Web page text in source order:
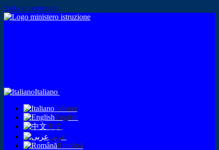
Salta al contenuto
Italiano
Italiano
English
中文
عربى
Română